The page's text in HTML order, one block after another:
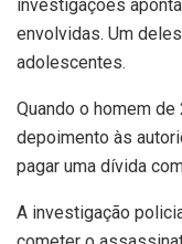
investigações
envolvidas. Um
adolescentes.
Quando o homem
depoimento às
pagar uma dívida
A investigação